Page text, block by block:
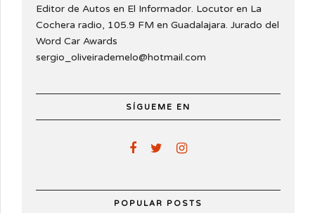
Editor de Autos en El Informador. Locutor en La
Cochera radio, 105.9 FM en Guadalajara. Jurado del
Word Car Awards
sergio_oliveirademelo@hotmail.com
SÍGUEME EN
POPULAR POSTS